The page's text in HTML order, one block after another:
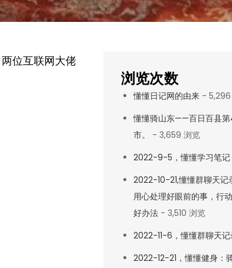
位互联网大佬
浏览次数
懂懂日记网的由来- 5,296
懂懂骑山东——百日百县
市。
- 3,659 浏览
2022-9-5，懂懂学习笔记
2022-10-21,懂懂群聊天记
用心处理好眼前的事，行
好办法- 3,510 浏览
2022-11-6，懂懂群聊天
2022-12-21，懂懂健身：